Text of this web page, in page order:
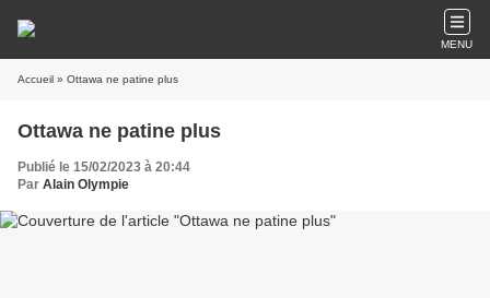
MENU
Accueil » Ottawa ne patine plus
Ottawa ne patine plus
Publié le 15/02/2023 à 20:44
Par Alain Olympie